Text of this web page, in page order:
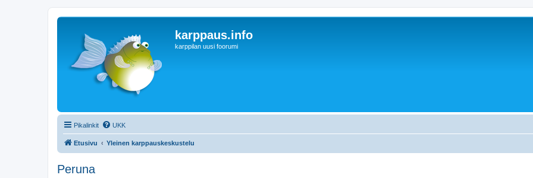
karppaus.info
karppilan uusi foorumi
Pikalinkit UKK
Etusivu Yleinen karppauskeskustelu
Peruna